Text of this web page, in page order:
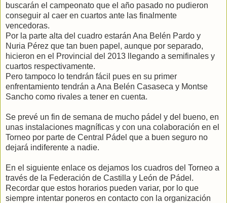
buscarán el campeonato que el año pasado no pudieron
conseguir al caer en cuartos ante las finalmente
vencedoras.
Por la parte alta del cuadro estarán Ana Belén Pardo y
Nuria Pérez que tan buen papel, aunque por separado,
hicieron en el Provincial del 2013 llegando a semifinales y
cuartos respectivamente.
Pero tampoco lo tendrán fácil pues en su primer
enfrentamiento tendrán a Ana Belén Casaseca y Montse
Sancho como rivales a tener en cuenta.
Se prevé un fin de semana de mucho pádel y del bueno, en
unas instalaciones magníficas y con una colaboración en el
Torneo por parte de Central Pádel que a buen seguro no
dejará indiferente a nadie.
En el siguiente enlace os dejamos los cuadros del Torneo a
través de la Federación de Castilla y León de Pádel.
Recordar que estos horarios pueden variar, por lo que
siempre intentar poneros en contacto con la organización